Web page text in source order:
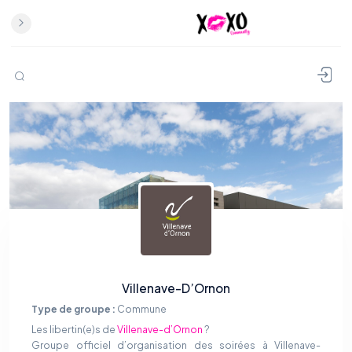
Villenave-D’Ornon
Type de groupe : Commune
Les libertin(e)s deVillenave-d’Ornon?
Groupe officiel d’organisation des soirées à Villenave-